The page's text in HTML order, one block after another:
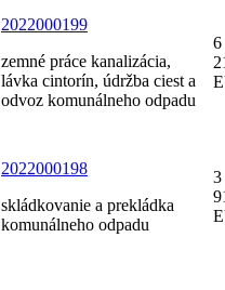
2022000199
zemné práce kanalizácia,
lávka cintorín, údržba ciest a
odvoz komunálneho odpadu
6
2022000198
skládkovanie a prekládka
komunálneho odpadu
3